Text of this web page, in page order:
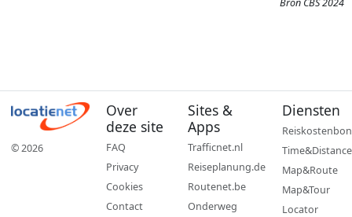
© 2026
Over
deze site
FAQ
Privacy
Cookies
Contact
Sites &
Apps
Trafficnet.nl
Reiseplanung.de
Routenet.be
Onderweg
Diensten
Reiskostenbon
Time&Distance
Map&Route
Map&Tour
Locator